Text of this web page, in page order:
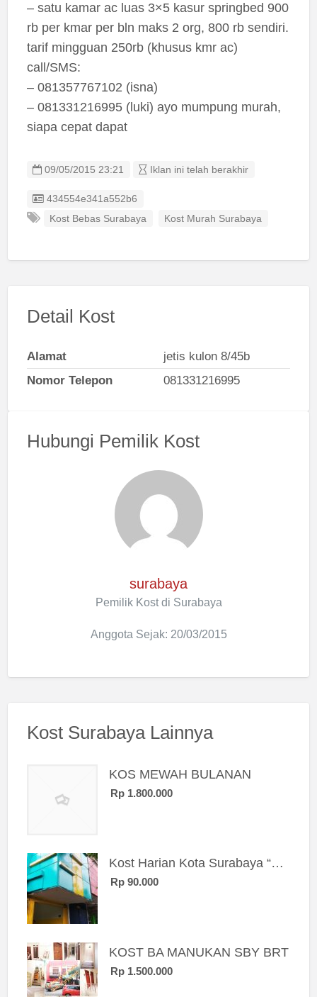
– satu kamar ac luas 3×5 kasur springbed 900
rb per kmar per bln maks 2 org, 800 rb sendiri.
tarif mingguan 250rb (khusus kmr ac)
call/SMS:
– 081357767102 (isna)
– 081331216995 (luki) ayo mumpung murah,
siapa cepat dapat
09/05/2015 23:21 Iklan ini telah berakhir
Listing ID
434554e341a552b6
Kost Bebas Surabaya
Kost Murah Surabaya
Detail Kost
Alamat
jetis kulon 8/45b
Nomor Telepon
081331216995
Hubungi Pemilik Kost
surabaya
Pemilik Kost di Surabaya
Anggota Sejak: 20/03/2015
Kost Surabaya Lainnya
KOS MEWAH BULANAN
Rp 1.800.000
Kost Harian Kota Surabaya “Sierra Kost”
Rp 90.000
KOST BA MANUKAN SBY BRT
Rp 1.500.000